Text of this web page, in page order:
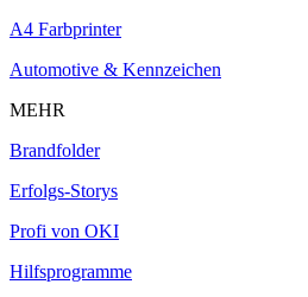
A4 Farbprinter
Automotive & Kennzeichen
MEHR
Brandfolder
Erfolgs-Storys
Profi von OKI
Hilfsprogramme